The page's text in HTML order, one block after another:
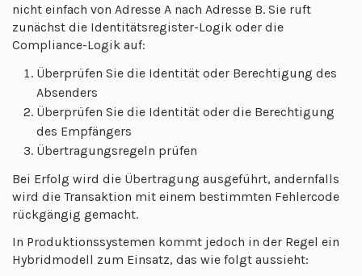
nicht einfach von Adresse A nach Adresse B. Sie ruft
zunächst die Identitätsregister-Logik oder die
Compliance-Logik auf:
Überprüfen Sie die Identität oder Berechtigung des
Absenders
Überprüfen Sie die Identität oder die Berechtigung
des Empfängers
Übertragungsregeln prüfen
Bei Erfolg wird die Übertragung ausgeführt, andernfalls
wird die Transaktion mit einem bestimmten Fehlercode
rückgängig gemacht.
In Produktionssystemen kommt jedoch in der Regel ein
Hybridmodell zum Einsatz, das wie folgt aussieht: